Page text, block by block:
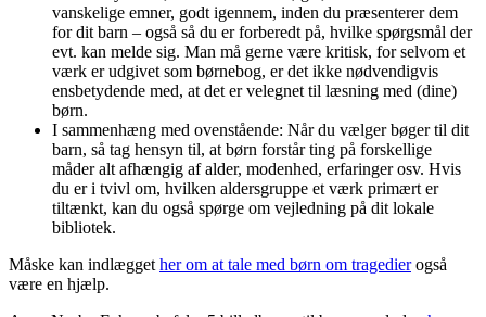
vanskelige emner, godt igennem, inden du præsenterer dem
for dit barn – også så du er forberedt på, hvilke spørgsmål der
evt. kan melde sig. Man må gerne være kritisk, for selvom et
værk er udgivet som børnebog, er det ikke nødvendigvis
ensbetydende med, at det er velegnet til læsning med (dine)
børn.
I sammenhæng med ovenstående: Når du vælger bøger til dit
barn, så tag hensyn til, at børn forstår ting på forskellige
måder alt afhængig af alder, modenhed, erfaringer osv. Hvis
du er i tvivl om, hvilken aldersgruppe et værk primært er
tiltænkt, kan du også spørge om vejledning på dit lokale
bibliotek.
Måske kan indlægget her om at tale med børn om tragedierogså
være en hjælp.